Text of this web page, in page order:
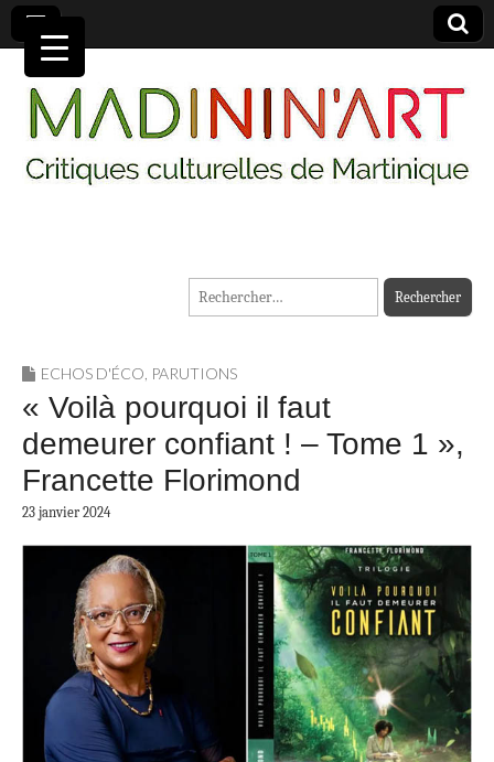
MADININ'ART
Rechercher :
ECHOS D'ÉCO, PARUTIONS
« Voilà pourquoi il faut
demeurer confiant ! – Tome 1 »,
Francette Florimond
23 janvier 2024